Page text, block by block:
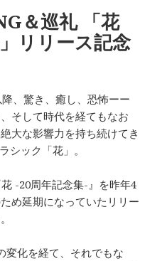
＆巡礼 「花
リリース記念
、驚き、癒し、恐怖ーー
そして時代を経てもなお
大な影響力を持ち続けてき
シック「花」。
-20周年記念集-』を昨年4
め延期になっていたリリー
変化を経て、それでもな